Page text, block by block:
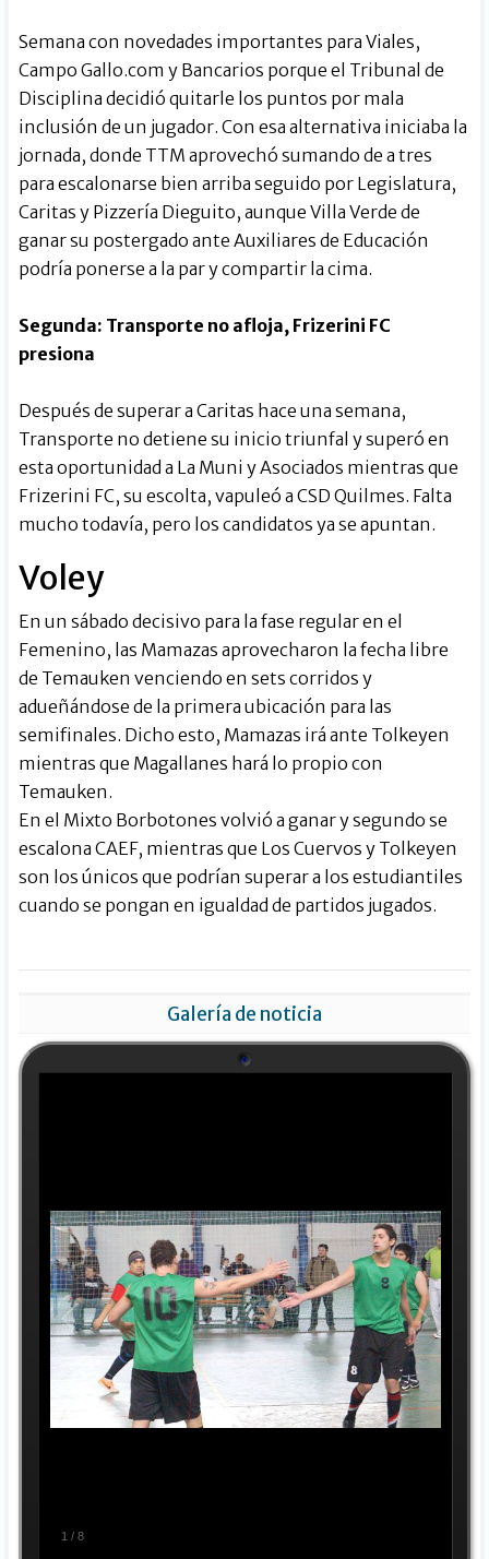
Semana con novedades importantes para Viales,
Campo Gallo.com y Bancarios porque el Tribunal de
Disciplina decidió quitarle los puntos por mala
inclusión de un jugador. Con esa alternativa iniciaba la
jornada, donde TTM aprovechó sumando de a tres
para escalonarse bien arriba seguido por Legislatura,
Caritas y Pizzería Dieguito, aunque Villa Verde de
ganar su postergado ante Auxiliares de Educación
podría ponerse a la par y compartir la cima.
Segunda: Transporte no afloja, Frizerini FC
presiona
Después de superar a Caritas hace una semana,
Transporte no detiene su inicio triunfal y superó en
esta oportunidad a La Muni y Asociados mientras que
Frizerini FC, su escolta, vapuleó a CSD Quilmes. Falta
mucho todavía, pero los candidatos ya se apuntan.
Voley
En un sábado decisivo para la fase regular en el
Femenino, las Mamazas aprovecharon la fecha libre
de Temauken venciendo en sets corridos y
adueñándose de la primera ubicación para las
semifinales. Dicho esto, Mamazas irá ante Tolkeyen
mientras que Magallanes hará lo propio con
Temauken.
En el Mixto Borbotones volvió a ganar y segundo se
escalona CAEF, mientras que Los Cuervos y Tolkeyen
son los únicos que podrían superar a los estudiantiles
cuando se pongan en igualdad de partidos jugados.
Galería de noticia
1 /8